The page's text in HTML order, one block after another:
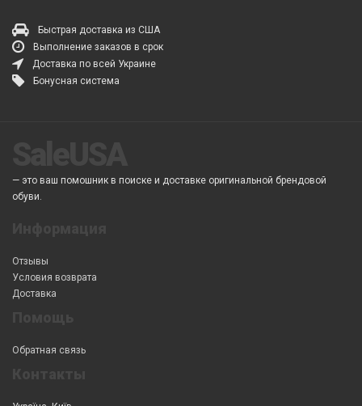
Быстрая доставка из США
Выполнение заказов в срок
Доставка по всей Украине
Бонусная система
— это ваш помошник в поиске и доставке оригинальной брендовой
обуви.
Отзывы
Условия возврата
Доставка
Обратная связь